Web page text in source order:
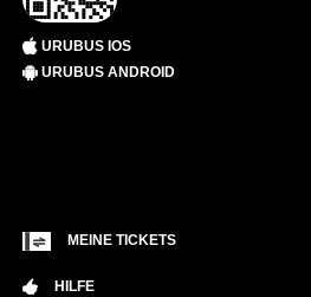
URUBUS IOS
URUBUS ANDROID
MEINE TICKETS
HILFE